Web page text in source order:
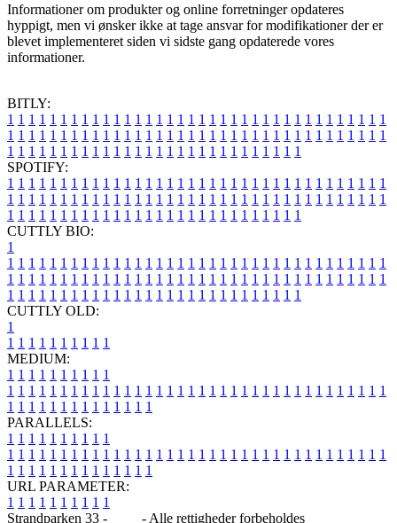
Informationer om produkter og online forretninger opdateres
hyppigt, men vi ønsker ikke at tage ansvar for modifikationer der er
blevet implementeret siden vi sidste gang opdaterede vores
informationer.
BITLY:
1 1 1 1 1 1 1 1 1 1 1 1 1 1 1 1 1 1 1 1 1 1 1 1 1 1 1 1 1 1 1 1 1 1 1 1
1 1 1 1 1 1 1 1 1 1 1 1 1 1 1 1 1 1 1 1 1 1 1 1 1 1 1 1 1 1 1 1 1 1 1 1
1 1 1 1 1 1 1 1 1 1 1 1 1 1 1 1 1 1 1 1 1 1 1 1 1 1 1 1
SPOTIFY:
1 1 1 1 1 1 1 1 1 1 1 1 1 1 1 1 1 1 1 1 1 1 1 1 1 1 1 1 1 1 1 1 1 1 1 1
1 1 1 1 1 1 1 1 1 1 1 1 1 1 1 1 1 1 1 1 1 1 1 1 1 1 1 1 1 1 1 1 1 1 1 1
1 1 1 1 1 1 1 1 1 1 1 1 1 1 1 1 1 1 1 1 1 1 1 1 1 1 1 1
CUTTLY BIO:
1
1 1 1 1 1 1 1 1 1 1 1 1 1 1 1 1 1 1 1 1 1 1 1 1 1 1 1 1 1 1 1 1 1 1 1 1
1 1 1 1 1 1 1 1 1 1 1 1 1 1 1 1 1 1 1 1 1 1 1 1 1 1 1 1 1 1 1 1 1 1 1 1
1 1 1 1 1 1 1 1 1 1 1 1 1 1 1 1 1 1 1 1 1 1 1 1 1 1 1 1
CUTTLY OLD:
1
1 1 1 1 1 1 1 1 1 1
MEDIUM:
1 1 1 1 1 1 1 1 1 1
1 1 1 1 1 1 1 1 1 1 1 1 1 1 1 1 1 1 1 1 1 1 1 1 1 1 1 1 1 1 1 1 1 1 1 1
1 1 1 1 1 1 1 1 1 1 1 1 1 1
PARALLELS:
1 1 1 1 1 1 1 1 1 1
1 1 1 1 1 1 1 1 1 1 1 1 1 1 1 1 1 1 1 1 1 1 1 1 1 1 1 1 1 1 1 1 1 1 1 1
1 1 1 1 1 1 1 1 1 1 1 1 1 1
URL PARAMETER:
1 1 1 1 1 1 1 1 1 1
Strandparken 33 -
- Alle rettigheder forbeholdes